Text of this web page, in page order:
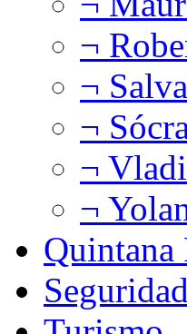
¬
¬
¬
¬
¬
Quintana
Seguridad